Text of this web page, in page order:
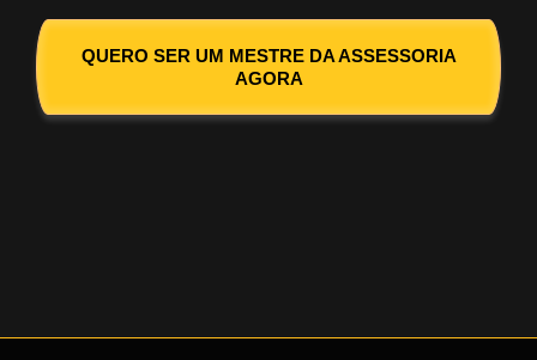
QUERO SER UM MESTRE DA ASSESSORIA
AGORA